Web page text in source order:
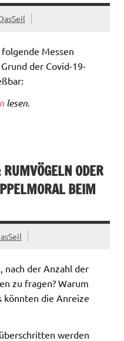
Messen
der Covid-19-
lesen.
ODER
BEIM
nach der Anzahl der
zu fragen? Warum
könnten die Anreize
werden